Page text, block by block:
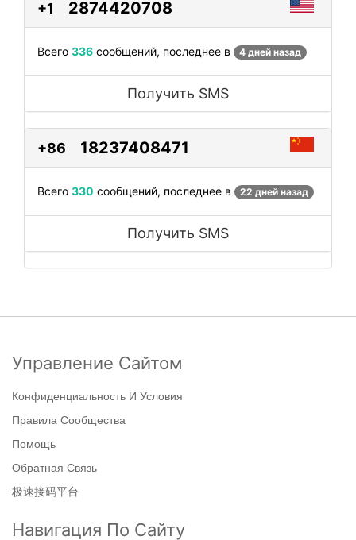
+1 2874420708
Всего 336 сообщений, последнее в 4 дней назад
Получить SMS
+86 18237408471
Всего 330 сообщений, последнее в 22 дней назад
Получить SMS
Управление Сайтом
Конфиденциальность И Условия
Правила Сообщества
Помощь
Обратная Связь
极速接码平台
Навигация По Сайту